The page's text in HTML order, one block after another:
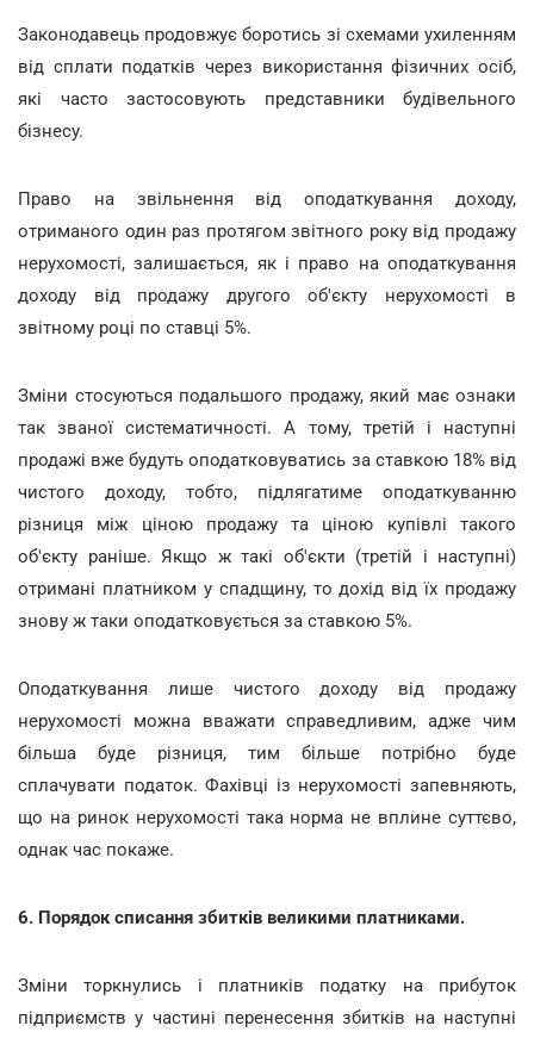
Законодавець продовжує боротись зі схемами ухиленням
від сплати податків через використання фізичних осіб,
які часто застосовують представники будівельного
бізнесу.
Право на звільнення від оподаткування доходу,
отриманого один раз протягом звітного року від продажу
нерухомості, залишається, як і право на оподаткування
доходу від продажу другого об'єкту нерухомості в
звітному році по ставці 5%.
Зміни стосуються подальшого продажу, який має ознаки
так званої систематичності. А тому, третій і наступні
продажі вже будуть оподатковуватись за ставкою 18% від
чистого доходу, тобто, підлягатиме оподаткуванню
різниця між ціною продажу та ціною купівлі такого
об'єкту раніше. Якщо ж такі об'єкти (третій і наступні)
отримані платником у спадщину, то дохід від їх продажу
знову ж таки оподатковується за ставкою 5%.
Оподаткування лише чистого доходу від продажу
нерухомості можна вважати справедливим, адже чим
більша буде різниця, тим більше потрібно буде
сплачувати податок. Фахівці із нерухомості запевняють,
що на ринок нерухомості така норма не вплине суттєво,
однак час покаже.
6. Порядок списання збитків великими платниками.
Зміни торкнулись і платників податку на прибуток
підприємств у частині перенесення збитків на наступні